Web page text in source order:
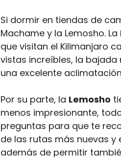
Si dormir en tiendas de
Machame y la Lemosho. La
que visitan el Kilimanjaro
vistas increíbles, la
una excelente
Por su parte, la Lemosho
menos impresionante,
preguntas para que te
de las rutas más nuevas
además de permitir